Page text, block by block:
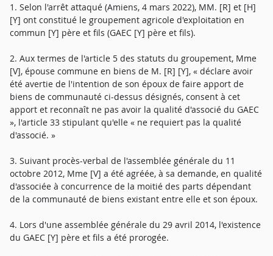
1. Selon l'arrêt attaqué (Amiens, 4 mars 2022), MM. [R] et [H]
[Y] ont constitué le groupement agricole d'exploitation en
commun [Y] père et fils (GAEC [Y] père et fils).
2. Aux termes de l'article 5 des statuts du groupement, Mme
[V], épouse commune en biens de M. [R] [Y], « déclare avoir
été avertie de l'intention de son époux de faire apport de
biens de communauté ci-dessus désignés, consent à cet
apport et reconnaît ne pas avoir la qualité d'associé du GAEC
», l'article 33 stipulant qu'elle « ne requiert pas la qualité
d'associé. »
3. Suivant procès-verbal de l'assemblée générale du 11
octobre 2012, Mme [V] a été agréée, à sa demande, en qualité
d'associée à concurrence de la moitié des parts dépendant
de la communauté de biens existant entre elle et son époux.
4. Lors d'une assemblée générale du 29 avril 2014, l'existence
du GAEC [Y] père et fils a été prorogée.